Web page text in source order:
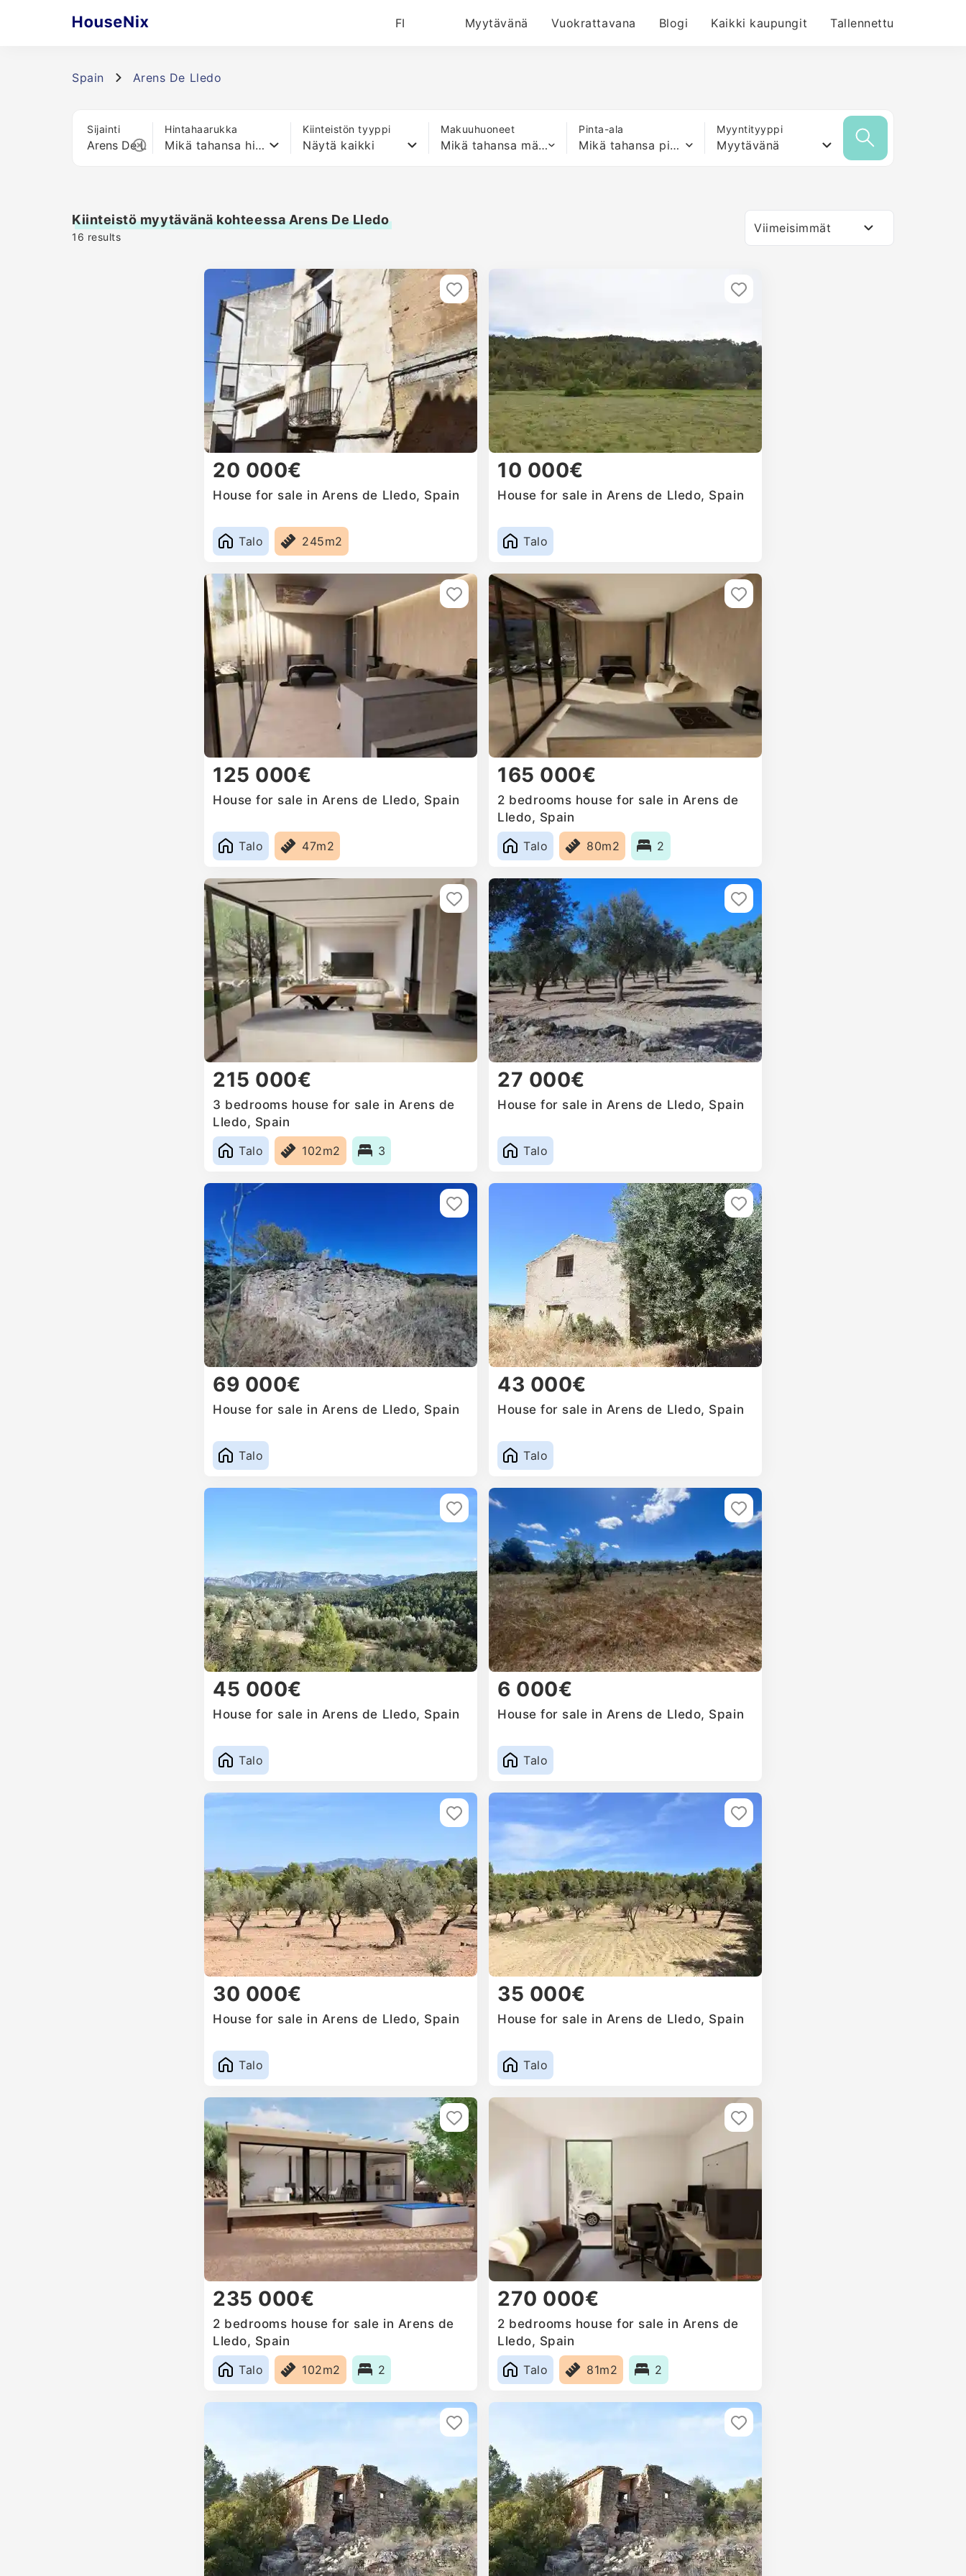
FI Myytävänä Vuokrattavana Blogi Kaikki kaupungit Tallennettu
Spain Arens De Lledo
Sijainti Hintahaarukka
Mikä tahansa hinta
Kiinteistön tyyppi
Näytä kaikki
Makuuhuoneet
Mikä tahansa määrä sänkyjä
Pinta-ala
Mikä tahansa pinta-ala
Myyntityyppi
Myytävänä
Kiinteistö myytävänä kohteessa Arens De Lledo
16 results
Viimeisimmät
20 000€
House for sale in Arens de Lledo, Spain
Talo 245m2
10 000€
House for sale in Arens de Lledo, Spain
Talo
125 000€
House for sale in Arens de Lledo, Spain
Talo 47m2
165 000€
2 bedrooms house for sale in Arens de
Lledo, Spain
Talo
80m2 2
215 000€
3 bedrooms house for sale in Arens de
Lledo, Spain
Talo
102m2 3
27 000€
House for sale in Arens de Lledo, Spain
Talo
69 000€
House for sale in Arens de Lledo, Spain
Talo
43 000€
House for sale in Arens de Lledo, Spain
Talo
45 000€
House for sale in Arens de Lledo, Spain
Talo
6 000€
House for sale in Arens de Lledo, Spain
Talo
30 000€
House for sale in Arens de Lledo, Spain
Talo
35 000€
House for sale in Arens de Lledo, Spain
Talo
235 000€
2 bedrooms house for sale in Arens de
Lledo, Spain
Talo
102m2 2
270 000€
2 bedrooms house for sale in Arens de
Lledo, Spain
Talo
81m2 2